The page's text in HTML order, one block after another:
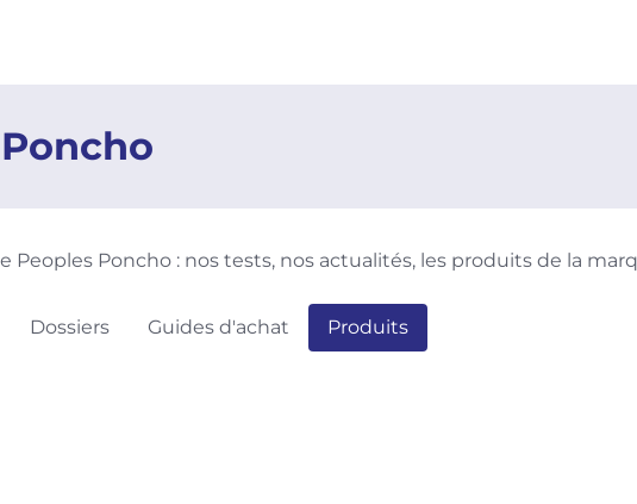
Peoples Poncho : nos tests, nos actualités, les produits de la
Dossiers Guides d'achat Produits